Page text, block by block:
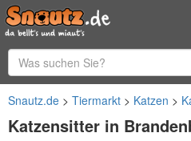
Snautz.de Tiermarkt Katzen
Katzensitter in